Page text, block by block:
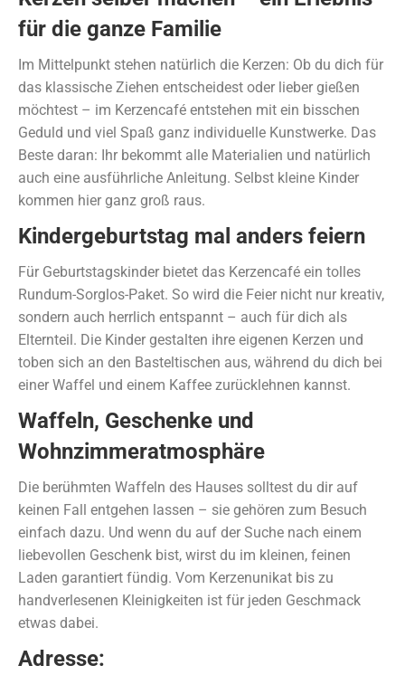
für die ganze Familie
Im Mittelpunkt stehen natürlich die Kerzen: Ob du dich für
das klassische Ziehen entscheidest oder lieber gießen
möchtest – im Kerzencafé entstehen mit ein bisschen
Geduld und viel Spaß ganz individuelle Kunstwerke. Das
Beste daran: Ihr bekommt alle Materialien und natürlich
auch eine ausführliche Anleitung. Selbst kleine Kinder
kommen hier ganz groß raus.
Kindergeburtstag mal anders feiern
Für Geburtstagskinder bietet das Kerzencafé ein tolles
Rundum-Sorglos-Paket. So wird die Feier nicht nur kreativ,
sondern auch herrlich entspannt – auch für dich als
Elternteil. Die Kinder gestalten ihre eigenen Kerzen und
toben sich an den Basteltischen aus, während du dich bei
einer Waffel und einem Kaffee zurücklehnen kannst.
Waffeln, Geschenke und
Wohnzimmeratmosphäre
Die berühmten Waffeln des Hauses solltest du dir auf
keinen Fall entgehen lassen – sie gehören zum Besuch
einfach dazu. Und wenn du auf der Suche nach einem
liebevollen Geschenk bist, wirst du im kleinen, feinen
Laden garantiert fündig. Vom Kerzenunikat bis zu
handverlesenen Kleinigkeiten ist für jeden Geschmack
etwas dabei.
Adresse: